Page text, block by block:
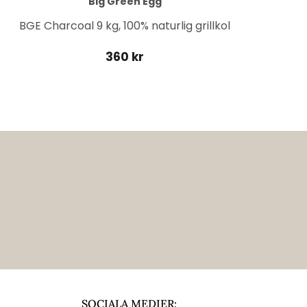
BGE Charcoal 9 kg, 100% naturlig grillkol
360 kr
SOCIALA MEDIER: